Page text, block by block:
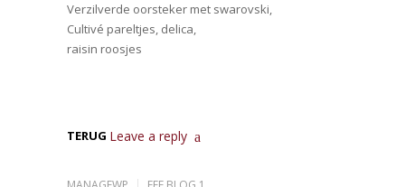
Verzilverde oorsteker met swarovski,
Cultivé pareltjes, delica,
raisin roosjes
TERUG Leave a reply